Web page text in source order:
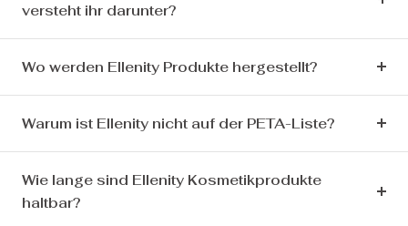
versteht ihr darunter?
Wo werden Ellenity Produkte hergestellt?
Warum ist Ellenity nicht auf der PETA-Liste?
Wie lange sind Ellenity Kosmetikprodukte
haltbar?